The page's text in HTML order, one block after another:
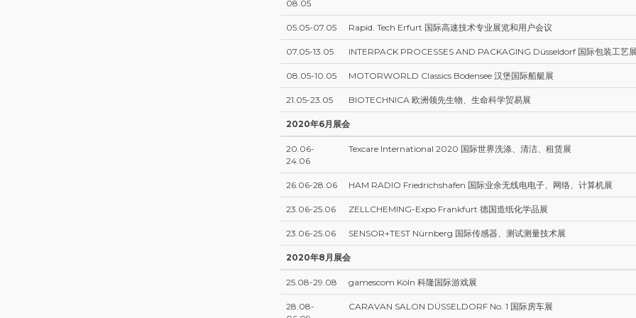
08.05
05.05-07.05 Rapid. Tech Erfurt 国际高速技术专业展览和用户会议
07.05-13.05 INTERPACK PROCESSES AND PACKAGING Düsseldorf 国际包装工艺
08.05-10.05 MOTORWORLD Classics Bodensee 汉堡国际船艇展
21.05-23.05 BIOTECHNICA 欧洲领先生物、生命科学贸易展
2020年6月展会
20.06-
24.06
Texcare International 2020 国际世界洗涤、清洁、租赁展
26.06-28.06 HAM RADIO Friedrichshafen 国际业余无线电电子、网络、计算机展
23.06-25.06 ZELLCHEMING-Expo Frankfurt 德国造纸化学品展
23.06-25.06 SENSOR+TEST Nürnberg 国际传感器、测试测量技术展
2020年8月展会
25.08-29.08 gamescom Köln 科隆国际游戏展
28.08-
CARAVAN SALON DÜSSELDORF No. 1 国际房车展